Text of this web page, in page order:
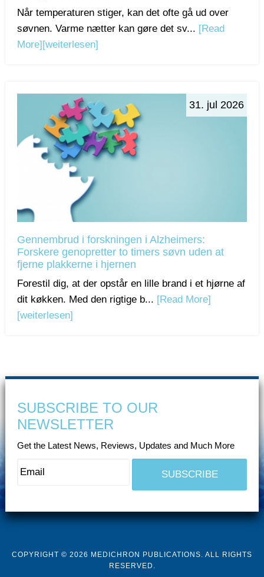
Når temperaturen stiger, kan det ofte gå ud over
søvnen. Varme nætter kan gøre det sv... [Read
More][weiterlesen]
31. jul 2026
Gennembrud i forskningen i Alzheimers:
Forskere genopretter to timers søvn uden at
fjerne plakkerne i hjernen
Forestil dig, at der opstår en lille brand i et hjørne af
dit køkken. Med den rigtige b... [Read More]
[weiterlesen]
SUBSCRIBE TO OUR
NEWSLETTER
Get the Latest News, Reviews, Updates and Much More
COPYRIGHT © 2026 MEDICHRON PUBLICATIONS. ALL RIGHTS
RESERVED.